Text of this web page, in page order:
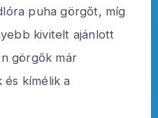
puha görgőt, míg
kivitelt ajánlott
görgők már
és kímélik a